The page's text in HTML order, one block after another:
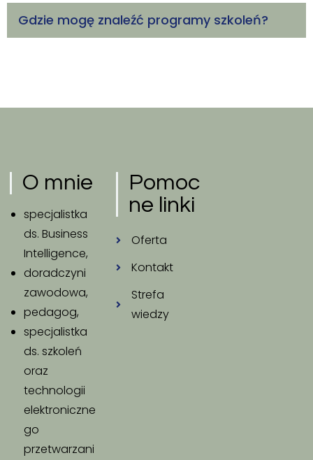
Gdzie mogę znaleźć programy szkoleń?
O mnie
specjalistka
ds. Business
Intelligence,
doradczyni
zawodowa,
pedagog,
specjalistka
ds. szkoleń
oraz
technologii
elektroniczne
go
przetwarzani
Pomoc
ne linki
Oferta
Kontakt
Strefa
wiedzy